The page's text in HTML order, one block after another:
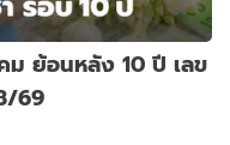
ม ย้อนหลัง 10 ปี เลข
69